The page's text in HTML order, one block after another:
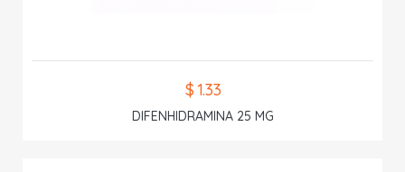
$ 1.33
DIFENHIDRAMINA 25 MG